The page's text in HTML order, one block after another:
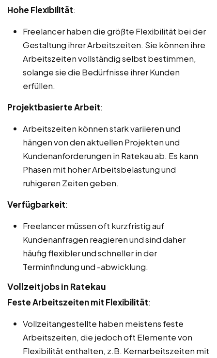
Hohe Flexibilität:
Freelancer haben die größte Flexibilität bei der
Gestaltung ihrer Arbeitszeiten. Sie können ihre
Arbeitszeiten vollständig selbst bestimmen,
solange sie die Bedürfnisse ihrer Kunden
erfüllen.
Projektbasierte Arbeit:
Arbeitszeiten können stark variieren und
hängen von den aktuellen Projekten und
Kundenanforderungen in Ratekau ab. Es kann
Phasen mit hoher Arbeitsbelastung und
ruhigeren Zeiten geben.
Verfügbarkeit:
Freelancer müssen oft kurzfristig auf
Kundenanfragen reagieren und sind daher
häufig flexibler und schneller in der
Terminfindung und -abwicklung.
Vollzeitjobs in Ratekau
Feste Arbeitszeiten mit Flexibilität:
Vollzeitangestellte haben meistens feste
Arbeitszeiten, die jedoch oft Elemente von
Flexibilität enthalten, z.B. Kernarbeitszeiten mit